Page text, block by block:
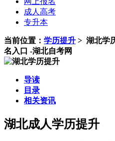
成人高考
专升本
当前位置： 学历提升 > 湖北学
名入口 -湖北自考网
导读
目录
相关资讯
湖北成人学历提升